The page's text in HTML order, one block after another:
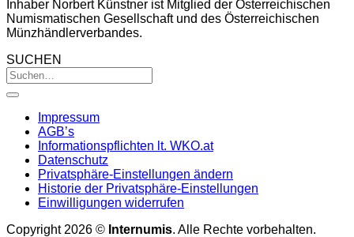
Inhaber Norbert Künstner ist Mitglied der Österreichischen
Numismatischen Gesellschaft und des Österreichischen
Münzhändlerverbandes.
SUCHEN
Impressum
AGB’s
Informationspflichten lt. WKO.at
Datenschutz
Privatsphäre-Einstellungen ändern
Historie der Privatsphäre-Einstellungen
Einwilligungen widerrufen
Copyright 2026 © Internumis. Alle Rechte vorbehalten.